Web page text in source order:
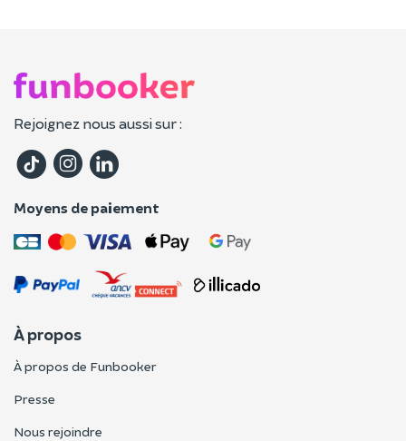
Rejoignez nous aussi sur :
Moyens de paiement
À propos
À propos de Funbooker
Presse
Nous rejoindre